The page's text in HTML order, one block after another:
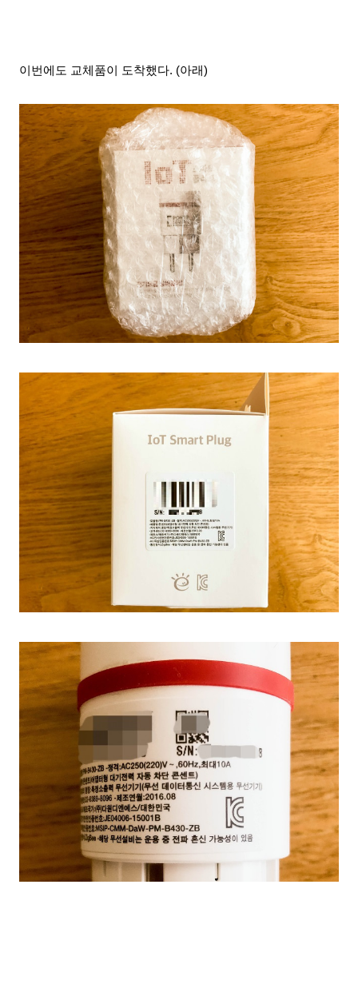
이번에도 교체품이 도착했다. (아래)